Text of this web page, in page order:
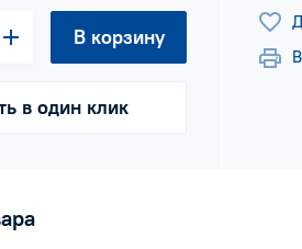
В корзину
в один клик